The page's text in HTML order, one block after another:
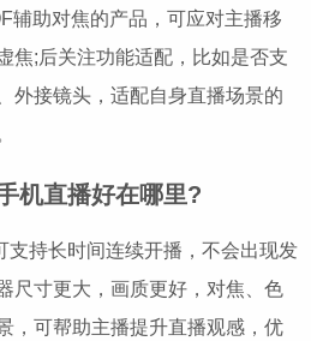
辅助对焦的产品，可应对主播移
焦;后关注功能适配，比如是否支
外接镜头，适配自身直播场景的
机直播好在哪里?
持长时间连续开播，不会出现发
尺寸更大，画质更好，对焦、色
，可帮助主播提升直播观感，优